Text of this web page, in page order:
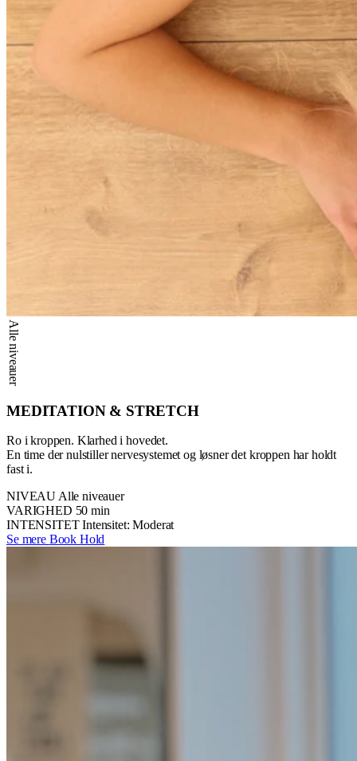
Alle niveauer
MEDITATION & STRETCH
Ro i kroppen. Klarhed i hovedet.
En time der nulstiller nervesystemet og løsner det kroppen har holdt
fast i.
NIVEAU Alle niveauer
VARIGHED 50 min
INTENSITET Intensitet: Moderat
Se mere Book Hold